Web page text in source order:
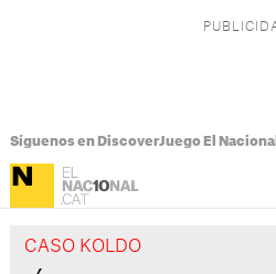
Síguenos en DiscoverJuego El Nacional
CASO KOLDO